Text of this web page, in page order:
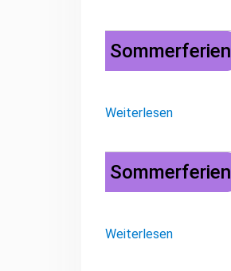
Sommerferien
Weiterlesen
Sommerferien
Weiterlesen